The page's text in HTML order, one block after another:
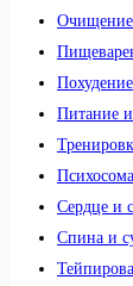
Очищение
Похудение
Питание
Сердце и
Спина и